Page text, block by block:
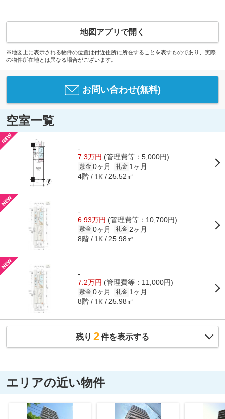
地図アプリで開く
※地図上に表示される物件の位置は付近住所に所在することを表すものであり、実際
の物件所在地とは異なる場合がございます。
お問い合わせ(無料)
空室一覧
-
7.3万円 (管理費等：5,000円)
敷金 0ヶ月 礼金 1ヶ月
4階 1K 25.52㎡
-
6.93万円 (管理費等：10,700円)
敷金 0ヶ月 礼金 2ヶ月
8階 1K 25.98㎡
-
7.2万円 (管理費等：11,000円)
敷金 0ヶ月 礼金 1ヶ月
8階 1K 25.98㎡
残り 2件を表示する
エリアの近い物件